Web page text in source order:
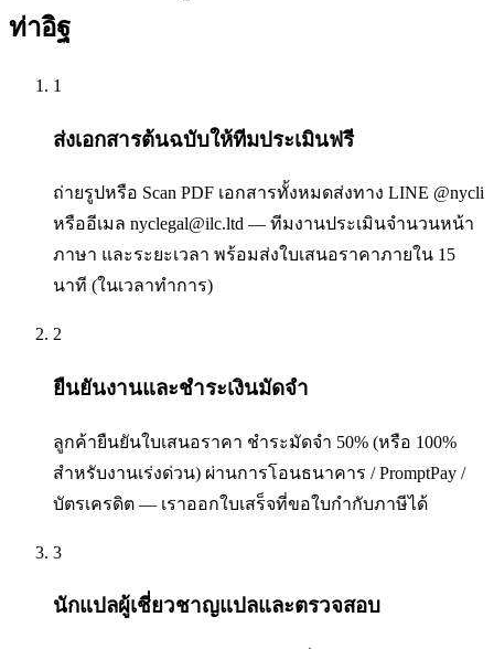
ท่าอิฐ
1
ส่งเอกสารต้นฉบับให้ทีมประเมินฟรี
ถ่ายรูปหรือ Scan PDF เอกสารทั้งหมดส่งทาง LINE @nycli
หรืออีเมล nyclegal@ilc.ltd — ทีมงานประเมินจำนวนหน้า
ภาษา และระยะเวลา พร้อมส่งใบเสนอราคาภายใน 15
นาที (ในเวลาทำการ)
2
ยืนยันงานและชำระเงินมัดจำ
ลูกค้ายืนยันใบเสนอราคา ชำระมัดจำ 50% (หรือ 100%
สำหรับงานเร่งด่วน) ผ่านการโอนธนาคาร / PromptPay /
บัตรเครดิต — เราออกใบเสร็จที่ขอใบกำกับภาษีได้
3
นักแปลผู้เชี่ยวชาญแปลและตรวจสอบ